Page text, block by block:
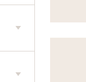
Voir